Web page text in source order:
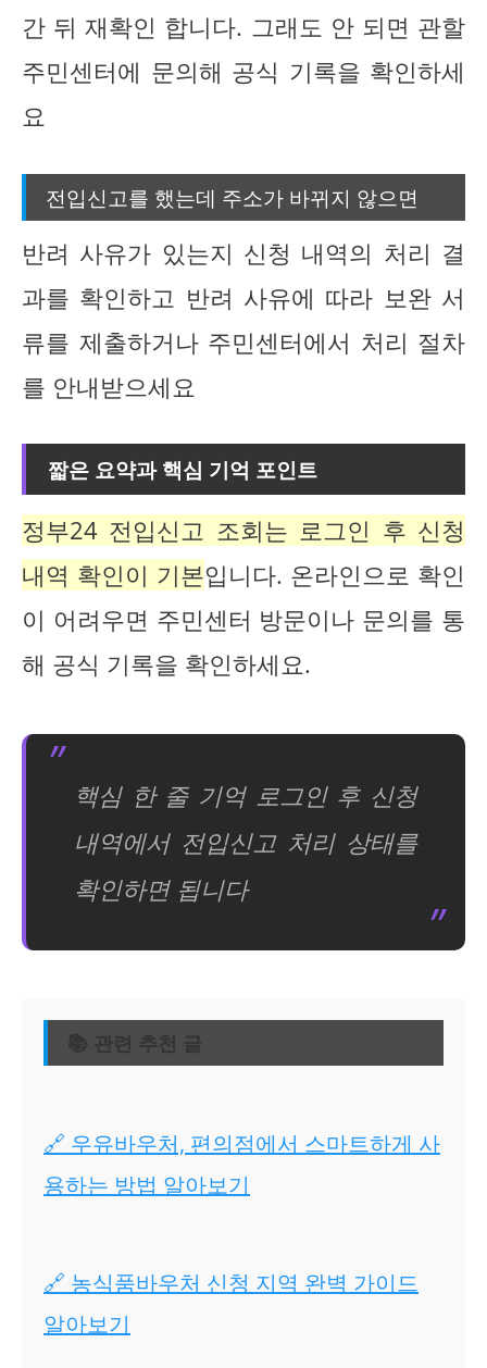
간 뒤 재확인 합니다. 그래도 안 되면 관할
주민센터에 문의해 공식 기록을 확인하세
요
전입신고를 했는데 주소가 바뀌지 않으면
반려 사유가 있는지 신청 내역의 처리 결
과를 확인하고 반려 사유에 따라 보완 서
류를 제출하거나 주민센터에서 처리 절차
를 안내받으세요
짧은 요약과 핵심 기억 포인트
정부24 전입신고 조회는 로그인 후 신청
내역 확인이 기본입니다. 온라인으로 확인
이 어려우면 주민센터 방문이나 문의를 통
해 공식 기록을 확인하세요.
핵심 한 줄 기억 로그인 후 신청
내역에서 전입신고 처리 상태를
확인하면 됩니다
📚 관련 추천 글
🔗 우유바우처, 편의점에서 스마트하게 사
용하는 방법 알아보기
🔗 농식품바우처 신청 지역 완벽 가이드
알아보기